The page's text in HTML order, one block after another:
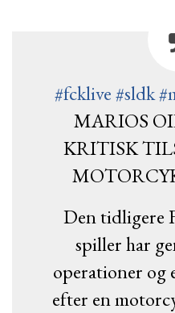
#fcklive#sldk
MARIOS
KRITISK
Den tidligere
spiller har
operationer og
efter en